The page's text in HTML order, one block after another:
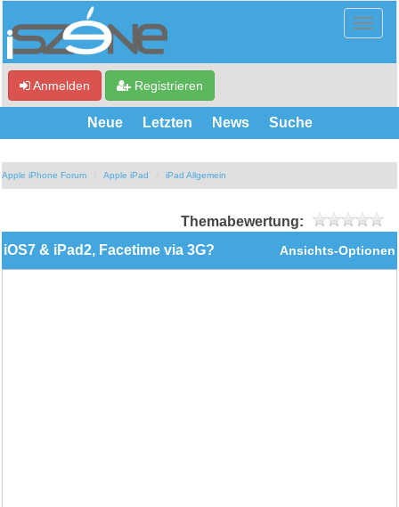
Anmelden Registrieren
Neue Letzten News Suche
Apple iPhone Forum Apple iPad iPad Allgemein
Themabewertung:
Ansichts-Optionen
iOS7 & iPad2, Facetime via 3G?